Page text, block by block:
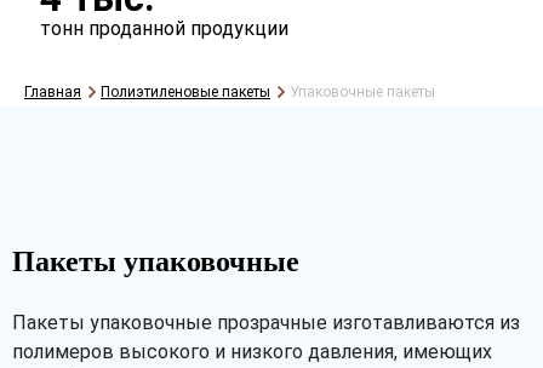
есть
Рассчитать
тонн проданной продукции
Главная Полиэтиленовые пакеты Упаковочные пакеты
Пакеты упаковочные
Пакеты упаковочные прозрачные изготавливаются из
полимеров высокого и низкого давления, имеющих